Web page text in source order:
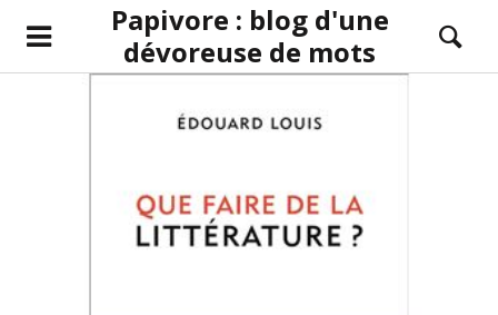
Papivore : blog d'une
dévoreuse de mots